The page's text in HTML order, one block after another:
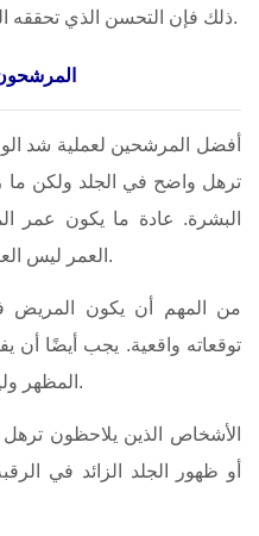
ذلك فإن التحسن الذي تحققه العملية غالبًا ما يستمر لفترة طويلة.
أفضل المرشحين لعملية شد
ترهل واضح في الجلد ولكن ما
العمر ليس العامل الوحيد المحدد لإجراء الجراحة.
من المهم أن يكون المريض
توقعاته واقعية. يجب أيضًا أن
المظهر وليس إلى تغيير شكل الوجه بالكامل.
الأشخاص الذين يلاحظون
أو ظهور الجلد الزائد في